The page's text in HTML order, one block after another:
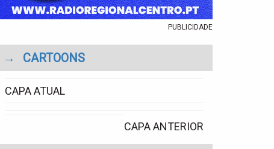
PUBLICIDADE
→ CARTOONS
CAPA ATUAL
CAPA ANTERIOR